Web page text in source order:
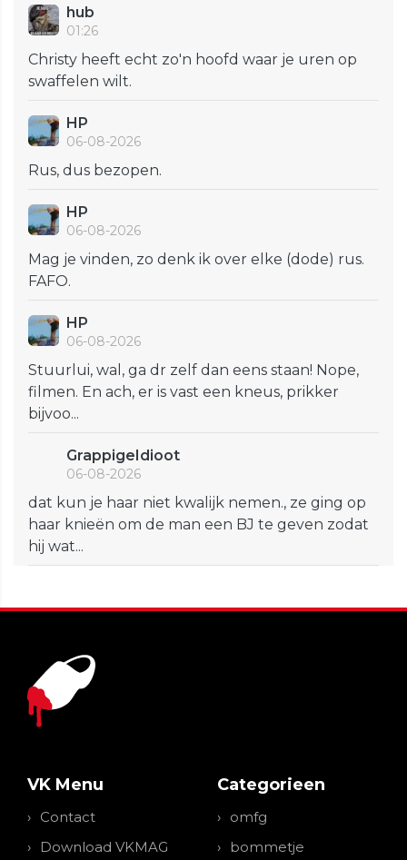
hub
01:26
Christy heeft echt zo'n hoofd waar je uren op
swaffelen wilt.
HP
06-08-2026
Rus, dus bezopen.
HP
06-08-2026
Mag je vinden, zo denk ik over elke (dode) rus.
FAFO.
HP
06-08-2026
Stuurlui, wal, ga dr zelf dan eens staan! Nope,
filmen. En ach, er is vast een kneus, prikker
bijvoo...
GrappigeIdioot
06-08-2026
dat kun je haar niet kwalijk nemen., ze ging op
haar knieën om de man een BJ te geven zodat
hij wat...
VK Menu
Contact
Download VKMAG
Categorieen
omfg
bommetje